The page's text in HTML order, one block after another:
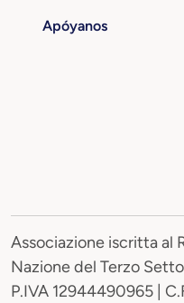
Apóyanos
Associazione iscritta al
Nazione del Terzo
P.IVA 12944490965 |